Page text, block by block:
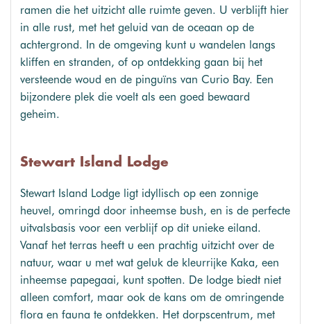
ramen die het uitzicht alle ruimte geven. U verblijft hier
in alle rust, met het geluid van de oceaan op de
achtergrond. In de omgeving kunt u wandelen langs
kliffen en stranden, of op ontdekking gaan bij het
versteende woud en de pinguïns van Curio Bay. Een
bijzondere plek die voelt als een goed bewaard
geheim.
Stewart Island Lodge
Stewart Island Lodge ligt idyllisch op een zonnige
heuvel, omringd door inheemse bush, en is de perfecte
uitvalsbasis voor een verblijf op dit unieke eiland.
Vanaf het terras heeft u een prachtig uitzicht over de
natuur, waar u met wat geluk de kleurrijke Kaka, een
inheemse papegaai, kunt spotten. De lodge biedt niet
alleen comfort, maar ook de kans om de omringende
flora en fauna te ontdekken. Het dorpscentrum, met